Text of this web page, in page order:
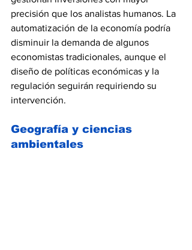
precisión que los analistas humanos. La
automatización de la economía podría
disminuir la demanda de algunos
economistas tradicionales, aunque el
diseño de políticas económicas y la
regulación seguirán requiriendo su
intervención.
Geografía y ciencias
ambientales